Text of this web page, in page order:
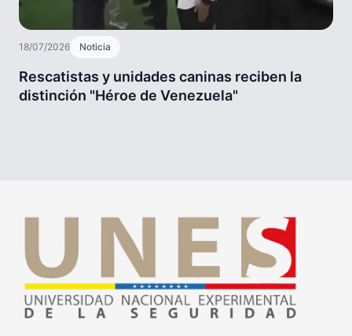
18/07/2026 Noticia
Rescatistas y unidades caninas reciben la
distinción "Héroe de Venezuela"